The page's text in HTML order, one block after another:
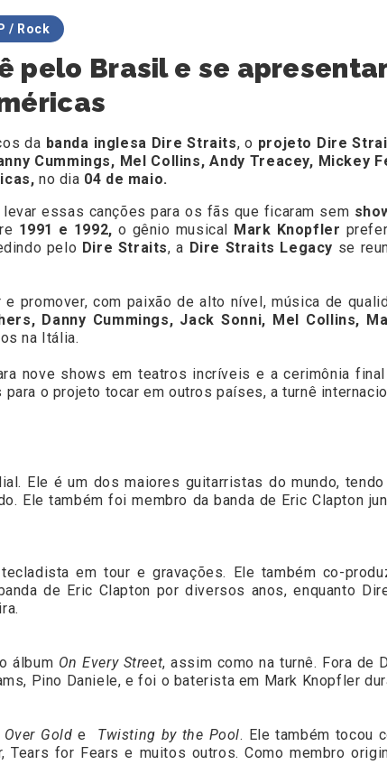
/ Rock
Brasil e se
da banda inglesa Dire Straits, o projeto Dire
Cummings, Mel Collins, Andy Treacey, Mickey
no dia 04 de maio.
essas canções para os fãs que ficaram sem
1991 e 1992, o gênio musical Mark Knopfler
pelo Dire Straits, a Dire Straits Legacy se
promover, com paixão de alto nível, música de
Danny Cummings, Jack Sonni, Mel Collins,
na Itália.
nove shows em teatros incríveis e a cerimônia
o projeto tocar em outros países, a turnê
Ele é um dos maiores guitarristas do mundo,
Ele também foi membro da banda de Eric Clapton
em tour e gravações. Ele também co-
de Eric Clapton por diversos anos, enquanto
álbum On Every Street, assim como na turnê. Fora de
Pino Daniele, e foi o baterista em Mark Knopfler
Over Gold e Twisting by the Pool. Ele também tocou
for Fears e muitos outros. Como membro